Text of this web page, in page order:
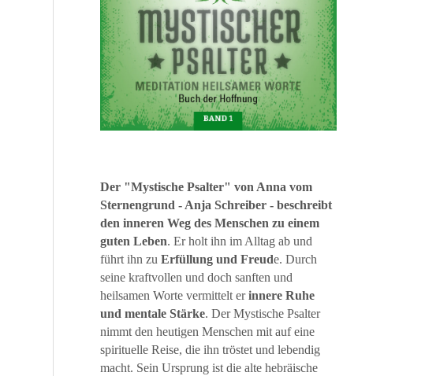
Der "Mystische Psalter" von Anna vom
Sternengrund - Anja Schreiber - beschreibt
den inneren Weg des Menschen zu einem
guten Leben. Er holt ihn im Alltag ab und
führt ihn zuErfüllung und Freude. Durch
seine kraftvollen und doch sanften und
heilsamen Worte vermittelt erinnere Ruhe
und mentale Stärke. Der Mystische Psalter
nimmt den heutigen Menschen mit auf eine
spirituelle Reise, die ihn tröstet und lebendig
macht. Sein Ursprung ist die alte hebräische